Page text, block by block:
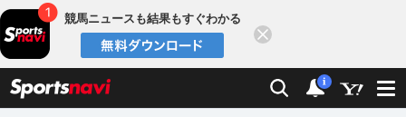
競馬ニュースも結果もすぐわかる
検索 通知
i